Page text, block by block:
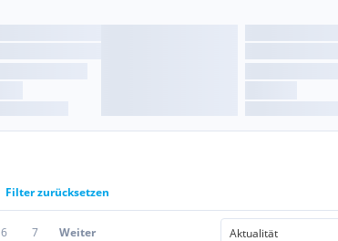
Filter zurücksetzen
6 7 Weiter